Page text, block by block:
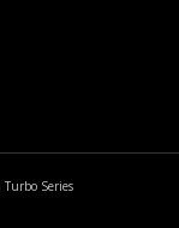
Turbo Series